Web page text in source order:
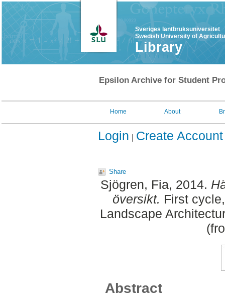
Sveriges lantbruksuniversitet
Swedish University of
Library
Epsilon Archive for Student
Home About
Login Create Account
Share
Sjögren, Fia, 2014.
översikt. First
Landscape
Abstract